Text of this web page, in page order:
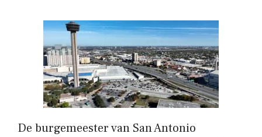
De burgemeester van San Antonio